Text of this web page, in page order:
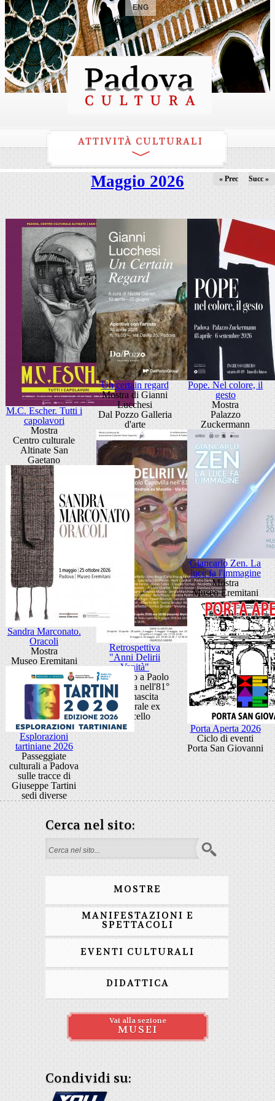
ENG
ATTIVITÀ CULTURALI
Maggio 2026 « Prec Succ »
M.C. Escher. Tutti i
capolavori
Mostra
Centro culturale
Altinate San
Gaetano
Un certain regard
Mostra di Gianni
Lucchesi
Dal Pozzo Galleria
d'arte
Pope. Nel colore, il
gesto
Mostra
Palazzo
Zuckermann
Retrospettiva
"Anni Delirii
Vanità"
Omaggio a Paolo
Capovilla nell'81°
della nascita
Cattedrale ex
Macello
Giancarlo Zen. La
luce fa l'immagine
Mostra
Museo Eremitani
Sandra Marconato.
Oracoli
Mostra
Museo Eremitani
Porta Aperta 2026
Ciclo di eventi
Porta San Giovanni
Esplorazioni
tartiniane 2026
Passeggiate
culturali a Padova
sulle tracce di
Giuseppe Tartini
sedi diverse
Cerca nel sito:
Form di ricerca
MOSTRE
MANIFESTAZIONI E
SPETTACOLI
EVENTI CULTURALI
DIDATTICA
Vai alla sezione
MUSEI
Condividi su: